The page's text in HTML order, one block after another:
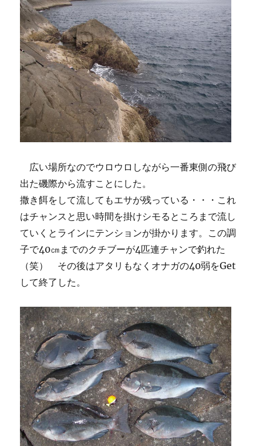
広い場所なのでウロウロしながら一番東側の飛び
出た磯際から流すことにした。
撒き餌をして流してもエサが残っている・・・これ
はチャンスと思い時間を掛けシモるところまで流し
ていくとラインにテンションが掛かります。この調
子で40㎝までのクチブーが4匹連チャンで釣れた
（笑） その後はアタリもなくオナガの40弱をGet
して終了した。